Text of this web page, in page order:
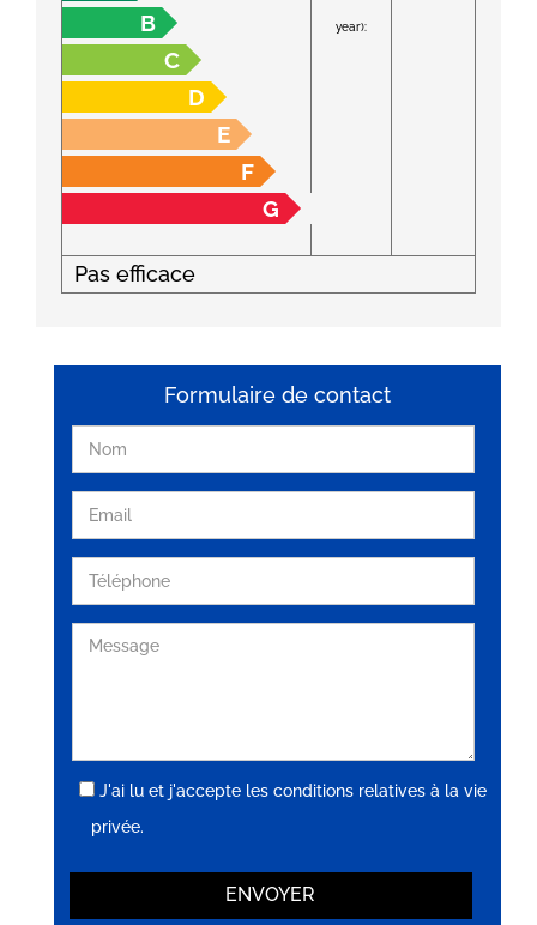
year):
B
C
D
E
F
G
Pas efficace
Formulaire de contact
J'ai lu et j'accepte les conditions relatives à la vie
privée.